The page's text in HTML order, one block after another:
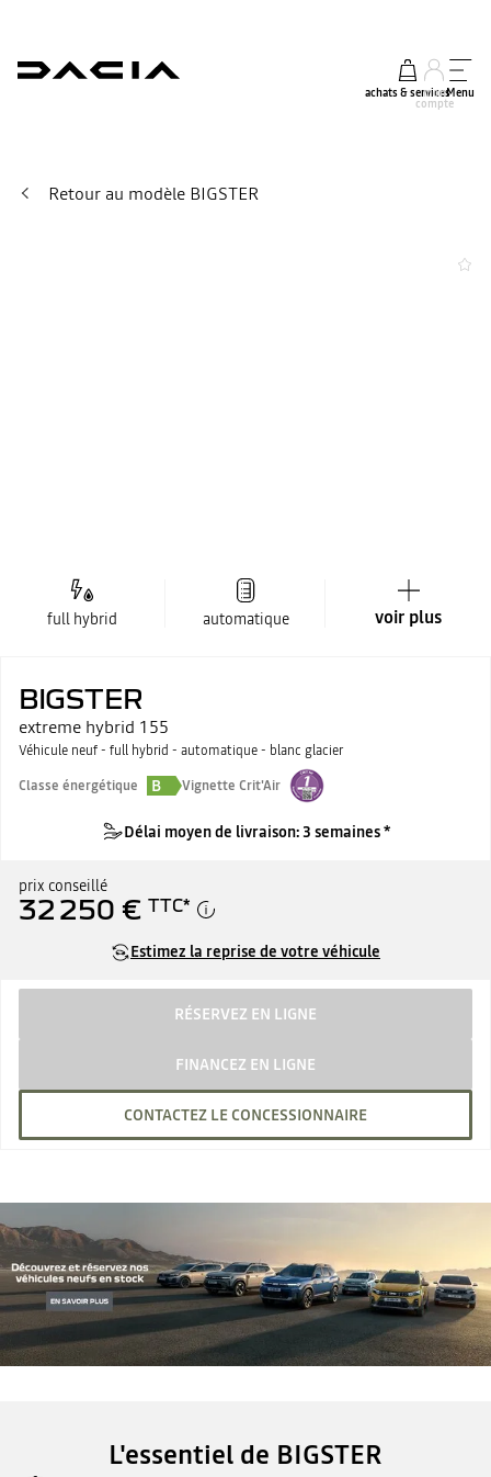
achats & services
mon
compte
Menu
Retour au modèle BIGSTER
full hybrid automatique voir plus
BIGSTER
extreme hybrid 155
Véhicule neuf - full hybrid - automatique - blanc glacier
Classe énergétique
B Vignette Crit'Air
Délai moyen de livraison: 3 semaines *
prix conseillé
32 250 € TTC*
Estimez la reprise de votre véhicule
RÉSERVEZ EN LIGNE
FINANCEZ EN LIGNE
CONTACTEZ LE CONCESSIONNAIRE
L'essentiel de BIGSTER